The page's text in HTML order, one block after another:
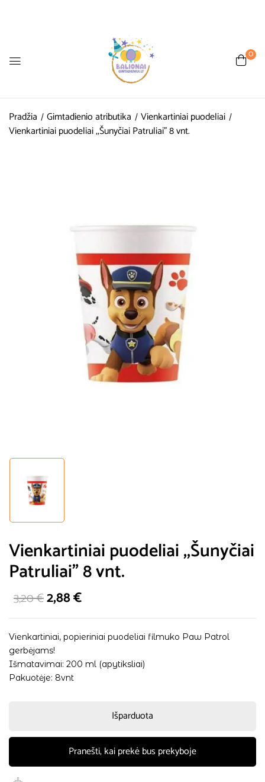
0
Pradžia Gimtadienio atributika
Vienkartiniai puodeliai
Vienkartiniai puodeliai ,,Šunyčiai Patruliai” 8 vnt.
Vienkartiniai puodeliai ,,Šunyčiai
Patruliai” 8 vnt.
3,20€2,88€
Vienkartiniai, popieriniai puodeliai filmuko Paw Patrol
gerbėjams!
Išmatavimai: 200 ml (apytiksliai)
Pakuotėje: 8vnt
Išparduota
Pranešti, kai prekė bus prekyboje